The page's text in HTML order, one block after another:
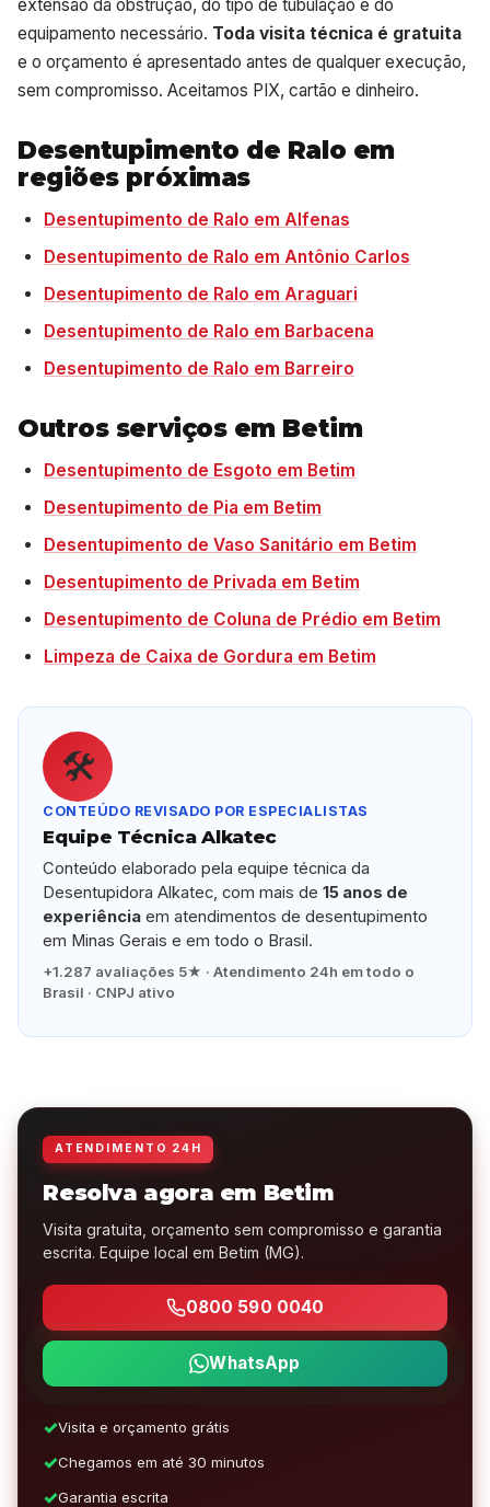
extensão da obstrução, do tipo de tubulação e do
equipamento necessário. Toda visita técnica é gratuita
e o orçamento é apresentado antes de qualquer execução,
sem compromisso. Aceitamos PIX, cartão e dinheiro.
Desentupimento de Ralo em
regiões próximas
Desentupimento de Ralo em Alfenas
Desentupimento de Ralo em Antônio Carlos
Desentupimento de Ralo em Araguari
Desentupimento de Ralo em Barbacena
Desentupimento de Ralo em Barreiro
Outros serviços em Betim
Desentupimento de Esgoto em Betim
Desentupimento de Pia em Betim
Desentupimento de Vaso Sanitário em Betim
Desentupimento de Privada em Betim
Desentupimento de Coluna de Prédio em Betim
Limpeza de Caixa de Gordura em Betim
🛠️
CONTEÚDO REVISADO POR ESPECIALISTAS
Equipe Técnica Alkatec
Conteúdo elaborado pela equipe técnica da
Desentupidora Alkatec, com mais de15 anos de
experiência em atendimentos de desentupimento
em Minas Gerais e em todo o Brasil.
+1.287 avaliações 5★ · Atendimento 24h em todo o
Brasil · CNPJ ativo
ATENDIMENTO 24H
Resolva agora em Betim
Visita gratuita, orçamento sem compromisso e garantia
escrita. Equipe local em Betim (MG).
0800 590 0040
WhatsApp
Visita e orçamento grátis
Chegamos em até 30 minutos
Garantia escrita